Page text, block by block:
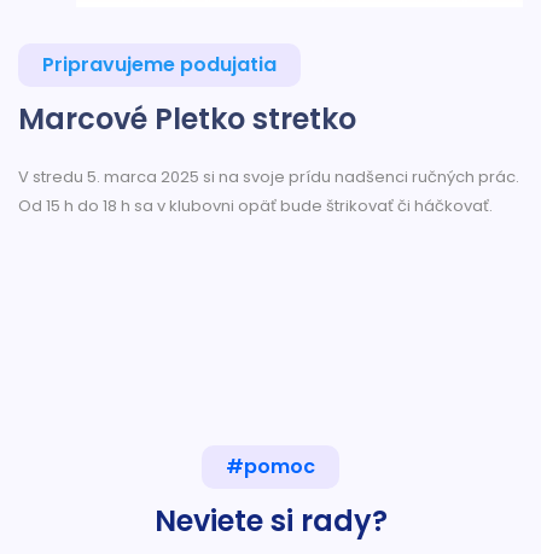
Pripravujeme podujatia
Marcové Pletko stretko
V stredu 5. marca 2025 si na svoje prídu nadšenci ručných prác.
Od 15 h do 18 h sa v klubovni opäť bude štrikovať či háčkovať.
#pomoc
Neviete si rady?